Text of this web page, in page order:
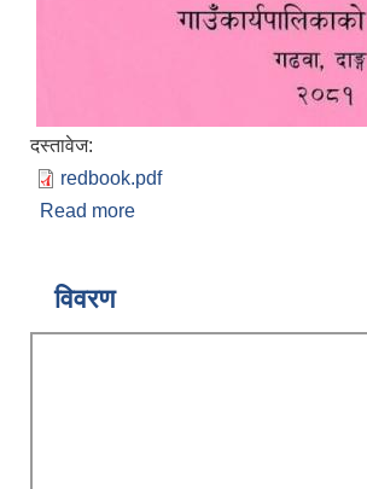
दस्तावेज:
redbook.pdf
Read more
विवरण